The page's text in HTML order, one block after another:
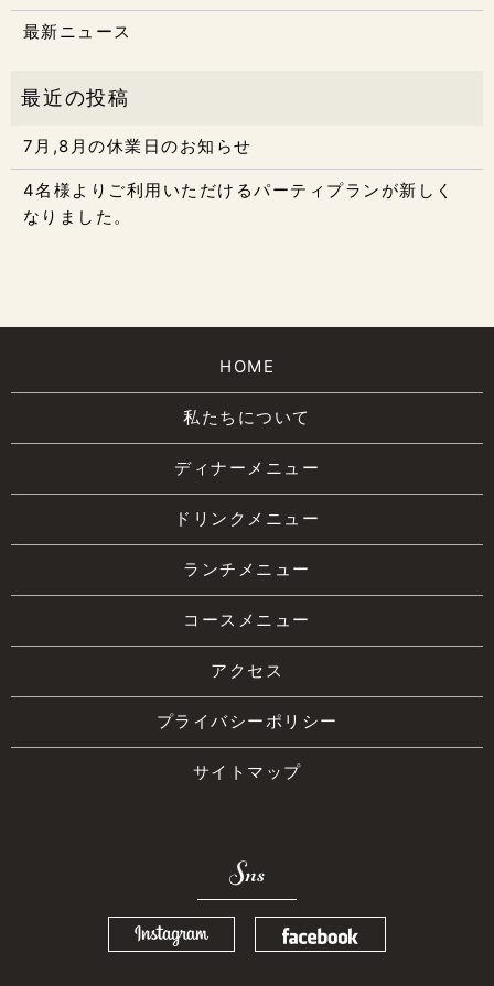
最新ニュース
7月,8月の休業日のお知らせ
4名様よりご利用いただけるパーティプランが新しく
なりました。
HOME
私たちについて
ディナーメニュー
ドリンクメニュー
ランチメニュー
コースメニュー
アクセス
プライバシーポリシー
サイトマップ
Sns